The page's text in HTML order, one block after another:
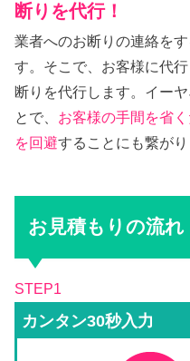
断りを代行！
業者へのお断りの連絡を
す。そこで、お客様に代
断りを代行します。イー
とで、 お客様の手間を省
を回避することにも繋がり
お見積もりの流れ
STEP1
カンタン30秒入力